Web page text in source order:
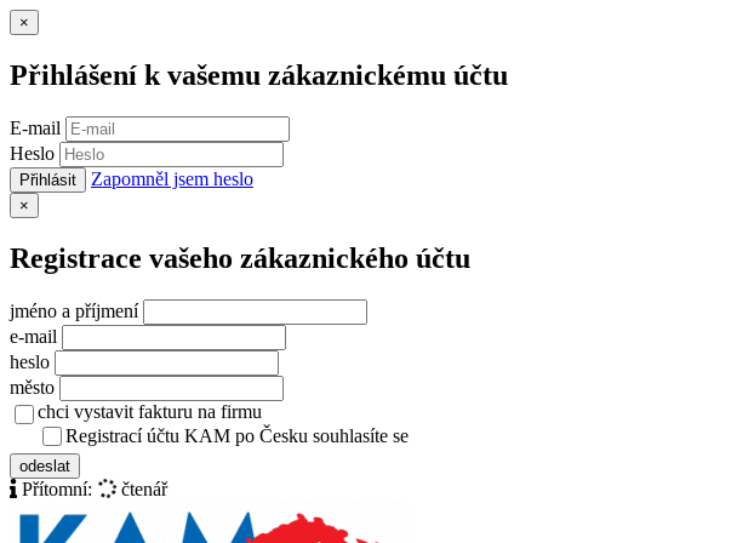
×
Přihlášení k vašemu zákaznickému účtu
E-mail
Heslo
Přihlásit Zapomněl jsem heslo
×
Registrace vašeho zákaznického účtu
jméno a příjmení
e-mail
heslo
město
chci vystavit fakturu na firmu
Registrací účtu KAM po Česku souhlasíte se
odeslat
Přítomní: čtenář